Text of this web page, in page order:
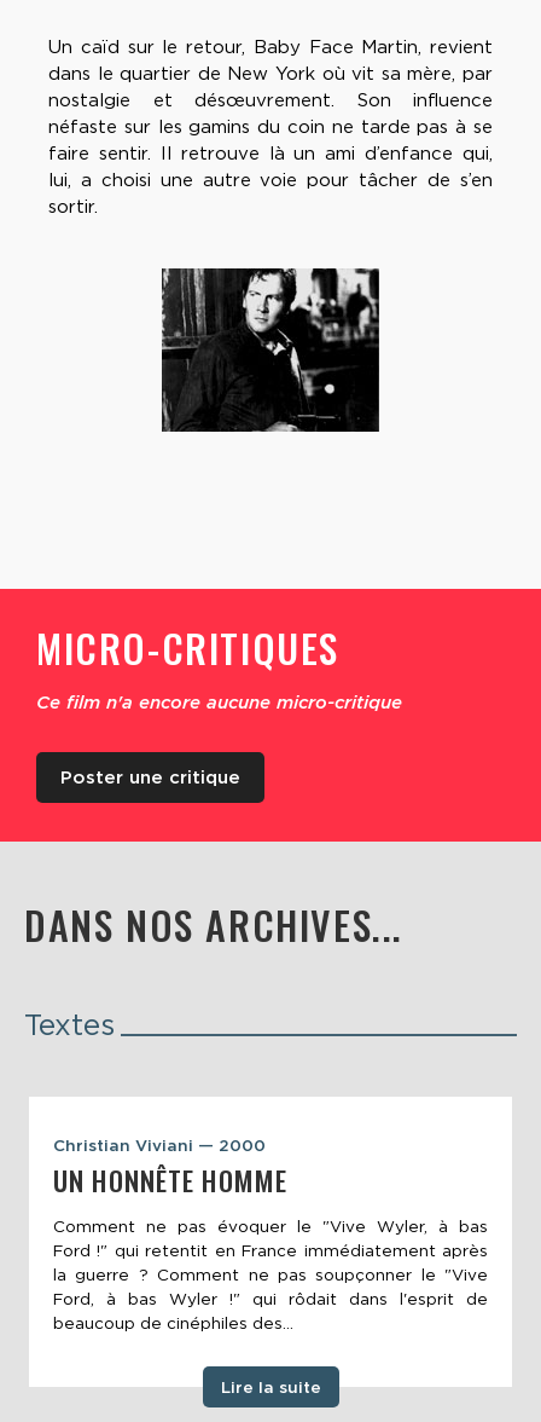
Un caïd sur le retour, Baby Face Martin, revient
dans le quartier de New York où vit sa mère, par
nostalgie et désœuvrement. Son influence
néfaste sur les gamins du coin ne tarde pas à se
faire sentir. Il retrouve là un ami d’enfance qui,
lui, a choisi une autre voie pour tâcher de s’en
sortir.
MICRO-CRITIQUES
Ce film n'a encore aucune micro-critique
Poster une critique
DANS NOS ARCHIVES...
Textes
Christian Viviani — 2000
UN HONNÊTE HOMME
Comment ne pas évoquer le "Vive Wyler, à bas
Ford !" qui retentit en France immédiatement après
la guerre ? Comment ne pas soupçonner le "Vive
Ford, à bas Wyler !" qui rôdait dans l'esprit de
beaucoup de cinéphiles des...
Lire la suite